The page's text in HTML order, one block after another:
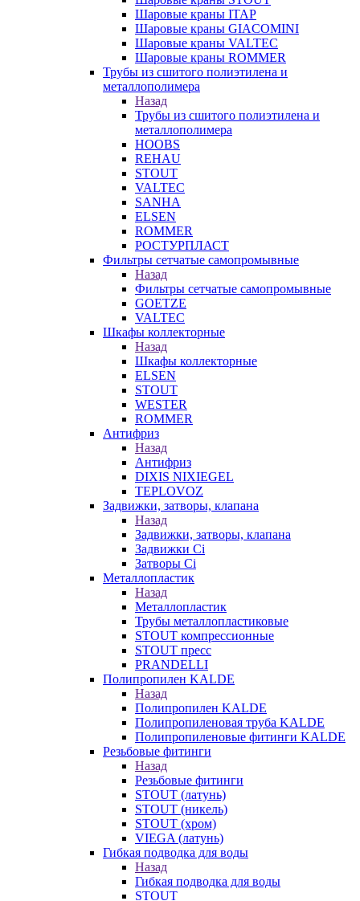
Шаровые краны ITAP
Шаровые краны GIACOMINI
Шаровые краны VALTEC
Шаровые краны ROMMER
Трубы из сшитого полиэтилена и
металлополимера
Назад
Трубы из сшитого полиэтилена и
металлополимера
HOOBS
REHAU
STOUT
VALTEC
SANHA
ELSEN
ROMMER
РОСТУРПЛАСТ
Фильтры сетчатые самопромывные
Назад
Фильтры сетчатые самопромывные
GOETZE
VALTEC
Шкафы коллекторные
Назад
Шкафы коллекторные
ELSEN
STOUT
WESTER
ROMMER
Антифриз
Назад
Антифриз
DIXIS NIXIEGEL
TEPLOVOZ
Задвижки, затворы, клапана
Назад
Задвижки, затворы, клапана
Задвижки Ci
Затворы Ci
Металлопластик
Назад
Металлопластик
Трубы металлопластиковые
STOUT компрессионные
STOUT пресс
PRANDELLI
Полипропилен KALDE
Назад
Полипропилен KALDE
Полипропиленовая труба KALDE
Полипропиленовые фитинги KALDE
Резьбовые фитинги
Назад
Резьбовые фитинги
STOUT (латунь)
STOUT (никель)
STOUT (хром)
VIEGA (латунь)
Гибкая подводка для воды
Назад
Гибкая подводка для воды
STOUT